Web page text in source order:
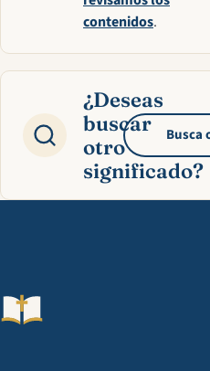
contenidos.
¿Deseas
buscar
otro
significado?
Busca